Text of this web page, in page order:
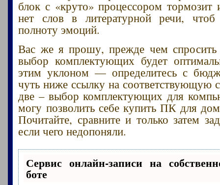
блок с «круто» процессором тормозит
нет слов в литературной речи,
полноту эмоций.
Вас же я прошу, прежде чем
выбор комплектующих будет
этим уклоном — определитесь с
чуть ниже ссылку на соответствующую
две – выбор комплектующих для
могу позволить себе купить ПК для
Почитайте, сравните и только затем
если чего недопоняли.
Сервис онлайн-записи на
боте